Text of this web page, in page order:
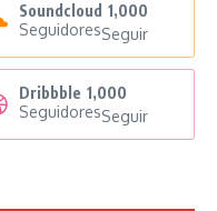
Soundcloud 1,000
SeguidoresSeguir
Dribbble 1,000
SeguidoresSeguir